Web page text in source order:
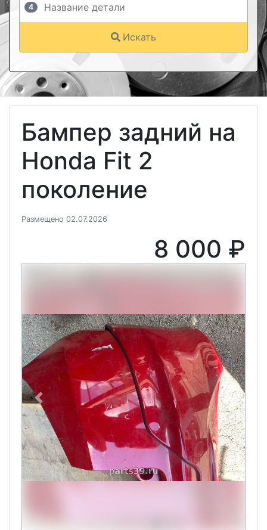
4
Искать
Бампер задний на
Honda Fit 2
поколение
Размещено 02.07.2026
8 000 ₽
Previous Next